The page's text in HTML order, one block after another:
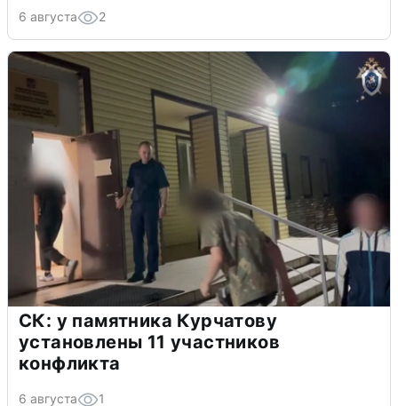
6 августа 2
СК: у памятника Курчатову
установлены 11 участников
конфликта
6 августа 1